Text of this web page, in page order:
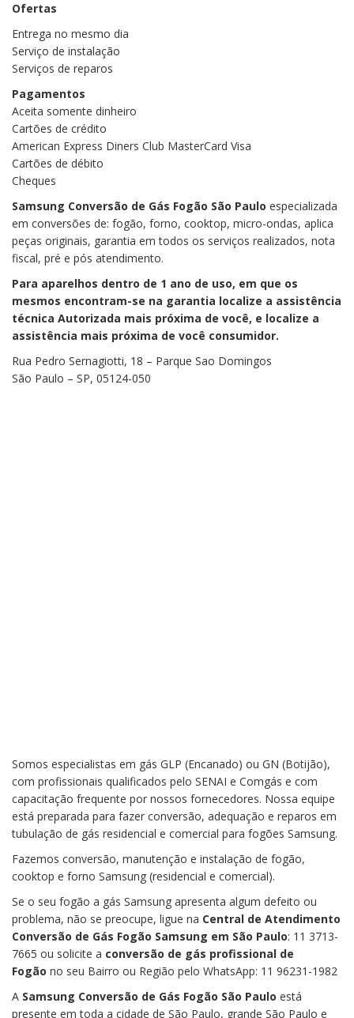
Ofertas
Entrega no mesmo dia
Serviço de instalação
Serviços de reparos
Pagamentos
Aceita somente dinheiro
Cartões de crédito
American Express Diners Club MasterCard Visa
Cartões de débito
Cheques
Samsung Conversão de Gás Fogão São Paulo especializada
em conversões de: fogão, forno, cooktop, micro-ondas, aplica
peças originais, garantia em todos os serviços realizados, nota
fiscal, pré e pós atendimento.
Para aparelhos dentro de 1 ano de uso, em que os
mesmos encontram-se na garantia localize a assistência
técnica Autorizada mais próxima de você, e localize a
assistência mais próxima de você consumidor.
Rua Pedro Sernagiotti, 18 – Parque Sao Domingos
São Paulo – SP, 05124-050
Somos especialistas em gás GLP (Encanado) ou GN (Botijão),
com profissionais qualificados pelo SENAI e Comgás e com
capacitação frequente por nossos fornecedores. Nossa equipe
está preparada para fazer conversão, adequação e reparos em
tubulação de gás residencial e comercial para fogões Samsung.
Fazemos conversão, manutenção e instalação de fogão,
cooktop e forno Samsung (residencial e comercial).
Se o seu fogão a gás Samsung apresenta algum defeito ou
problema, não se preocupe, ligue na Central de Atendimento
Conversão de Gás Fogão Samsung em São Paulo: 11 3713-
7665 ou solicite a conversão de gás profissional de
Fogão no seu Bairro ou Região pelo WhatsApp: 11 96231-1982
A Samsung Conversão de Gás Fogão São Paulo está
presente em toda a cidade de São Paulo, grande São Paulo e